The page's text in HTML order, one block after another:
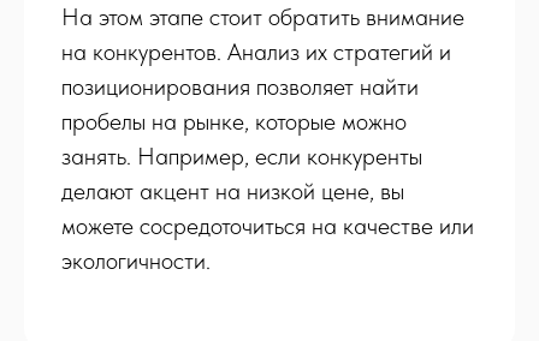
На этом этапе стоит обратить внимание
на конкурентов. Анализ их стратегий и
позиционирования позволяет найти
пробелы на рынке, которые можно
занять. Например, если конкуренты
делают акцент на низкой цене, вы
можете сосредоточиться на качестве или
экологичности.